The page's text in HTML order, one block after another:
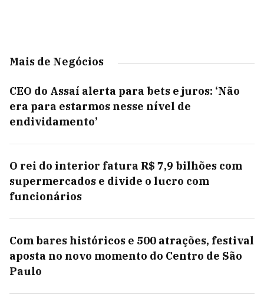
Mais de Negócios
CEO do Assaí alerta para bets e juros: ‘Não
era para estarmos nesse nível de
endividamento’
O rei do interior fatura R$ 7,9 bilhões com
supermercados e divide o lucro com
funcionários
Com bares históricos e 500 atrações, festival
aposta no novo momento do Centro de São
Paulo